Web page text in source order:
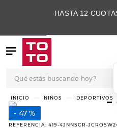
HASTA 12
NIÑOS DEPORTIVOS
47 %
REFERENCIA: 419-4JNNSCR-